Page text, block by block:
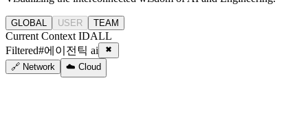
GLOBAL USER TEAM
Current Context IDALL
Filtered#에이전틱 ai
🔗 Network ☁️ Cloud